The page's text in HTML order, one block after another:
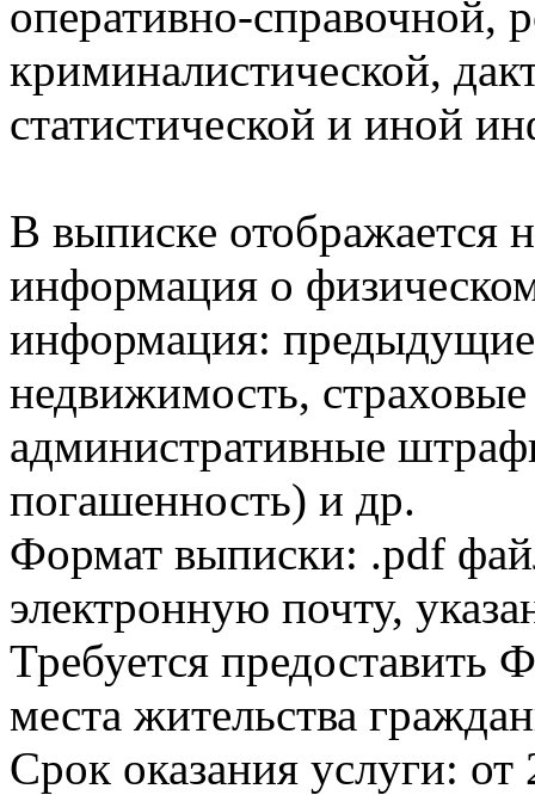
оперативно-справочной,
криминалистической,
статистической и иной
В выписке отображается
информация о
информация:
недвижимость,
административные
погашенность) и др.
Формат выписки: .pdf
электронную почту,
Требуется
места жительства
Срок оказания услуги: от